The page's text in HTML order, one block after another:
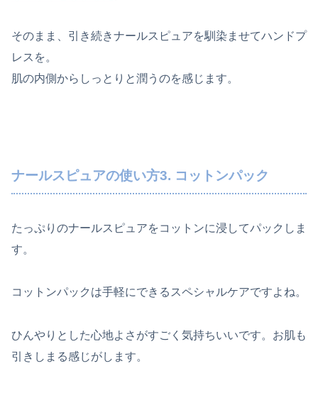
そのまま、引き続きナールスピュアを馴染ませてハンドプ
レスを。
肌の内側からしっとりと潤うのを感じます。
ナールスピュアの使い方3. コットンパック
たっぷりのナールスピュアをコットンに浸してパックしま
す。
コットンパックは手軽にできるスペシャルケアですよね。
ひんやりとした心地よさがすごく気持ちいいです。お肌も
引きしまる感じがします。